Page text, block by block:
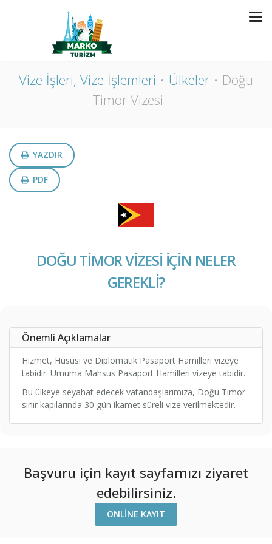
DOĞU TIMOR VIZESI
Vize İşleri, Vize İşlemleri Ülkeler
Doğu
Timor Vizesi
YAZDIR
PDF
DOĞU TİMOR VİZESİ İÇİN NELER
GEREKLİ?
Önemli Açıklamalar
Hizmet, Hususi ve Diplomatik Pasaport Hamilleri vizeye
tabidir. Umuma Mahsus Pasaport Hamilleri vizeye tabidir.
Bu ülkeye seyahat edecek vatandaşlarımıza, Doğu Timor
sınır kapılarında 30 gün ikamet süreli vize verilmektedir.
Başvuru için kayıt sayfamızı ziyaret
edebilirsiniz.
ONLINE KAYIT